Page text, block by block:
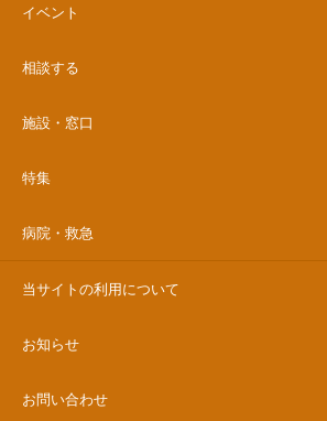
イベント
相談する
施設・窓口
特集
病院・救急
当サイトの利用について
お知らせ
お問い合わせ